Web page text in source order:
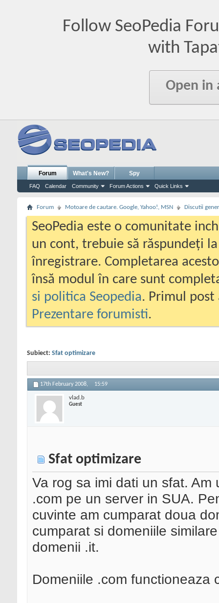
Follow SeoPedia
with
Open in
Forum
FAQ Calendar Community Forum Actions Quick Links
What's New? Spy
Forum Motoare de cautare. Google, Yahoo!, MSN Discutii
SeoPedia este o comunitate
un cont, trebuie să răspundeți
înregistrare. Completarea
însă modul în care sunt
si politica Seopedia. Primul
Prezentare forumisti.
Subiect: Sfat optimizare
17th February 2008, 15:59
vlad.b
Guest
Sfat optimizare
Va rog sa imi dati un sfat.
.com pe un server in SUA.
cuvinte am cumparat doua
cumparat si domeniile
domenii .it.
Domeniile .com functioneaza